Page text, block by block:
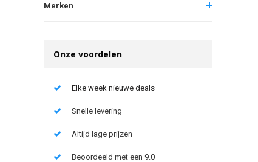
Merken
Onze voordelen
Elke week nieuwe deals
Snelle levering
Altijd lage prijzen
Beoordeeld met een 9.0